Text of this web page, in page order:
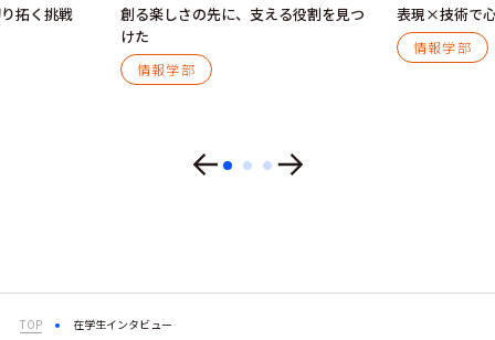
拓く挑戦 創る楽しさの先に、 支える役割を見つ
けた
情報学部
表現×技術で
情報学部
TOP 在学生インタビュー